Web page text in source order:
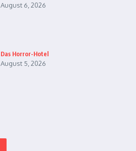
August 6, 2026
Das Horror-Hotel
August 5, 2026